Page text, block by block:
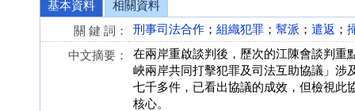
基本資料
相關資料
關 鍵 詞：
刑事司法合作 ； 組織犯罪 ； 幫派 ； 遣返 ；
中文摘要：
在兩岸重啟談判後，歷次的江陳會談判重
峽兩岸共同打擊犯罪及司法互助協議」涉
七千多件，已看出協議的成效，但檢視此
核心。